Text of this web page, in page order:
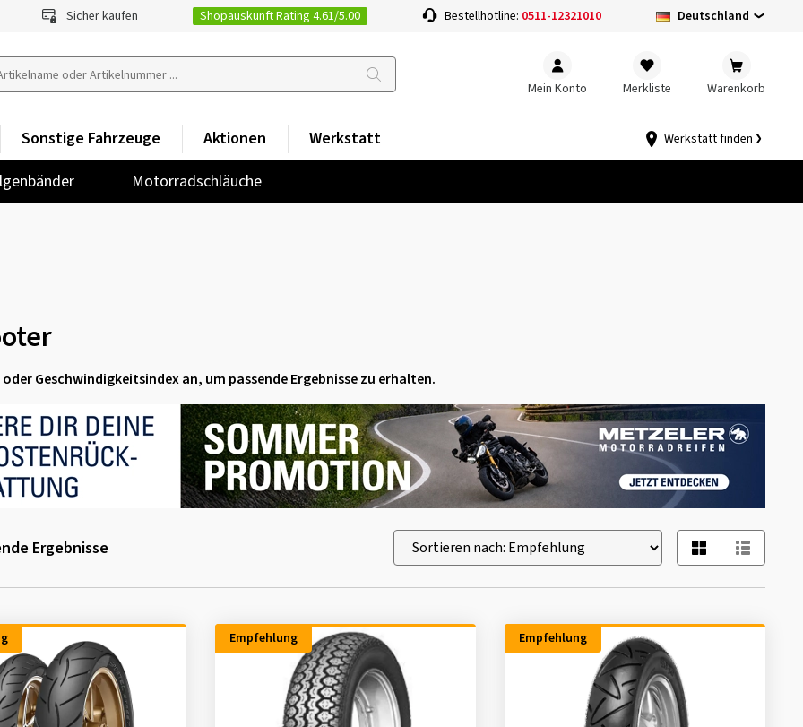
Sicher kaufen Shopauskunft Rating 4.61/5.00 Bestellhotline: 0511-12321010 Deutschland
Mein Konto Merkliste Warenkorb
Motorradschläuche
Sonstige Fahrzeuge Aktionen Werkstatt Werkstatt finden
Geschwindigkeitsindex an, um passende Ergebnisse zu erhalten.
Ergebnisse
Empfehlung Empfehlung